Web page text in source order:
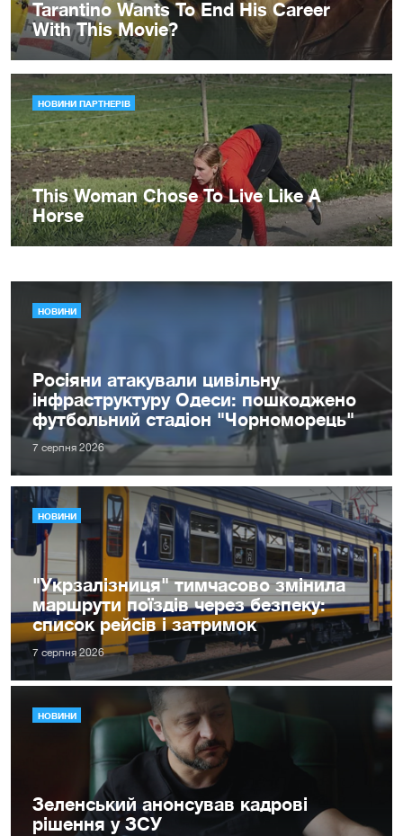
НОВИНИ
Росіяни атакували цивільну
інфраструктуру Одеси: пошкоджено
футбольний стадіон "Чорноморець"
7 серпня 2026
НОВИНИ
"Укрзалізниця" тимчасово змінила
маршрути поїздів через безпеку:
список рейсів і затримок
7 серпня 2026
НОВИНИ
Зеленський анонсував кадрові
рішення у ЗСУ